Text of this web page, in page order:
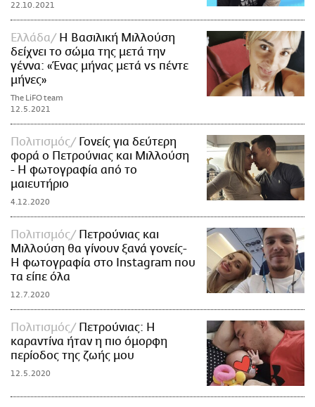
22.10.2021
Ελλάδα
H Bασιλική Μιλλούση
δείχνει το σώμα της μετά την
γέννα: «Ένας μήνας μετά vs πέντε
μήνες»
The LiFO team
12.5.2021
Πολιτισμός
Γονείς για δεύτερη
φορά ο Πετρούνιας και Μιλλούση
- Η φωτογραφία από το
μαιευτήριο
4.12.2020
Πολιτισμός
Πετρούνιας και
Μιλλούση θα γίνουν ξανά γονείς-
Η φωτογραφία στο Instagram που
τα είπε όλα
12.7.2020
Πολιτισμός
Πετρούνιας: Η
καραντίνα ήταν η πιο όμορφη
περίοδος της ζωής μου
12.5.2020